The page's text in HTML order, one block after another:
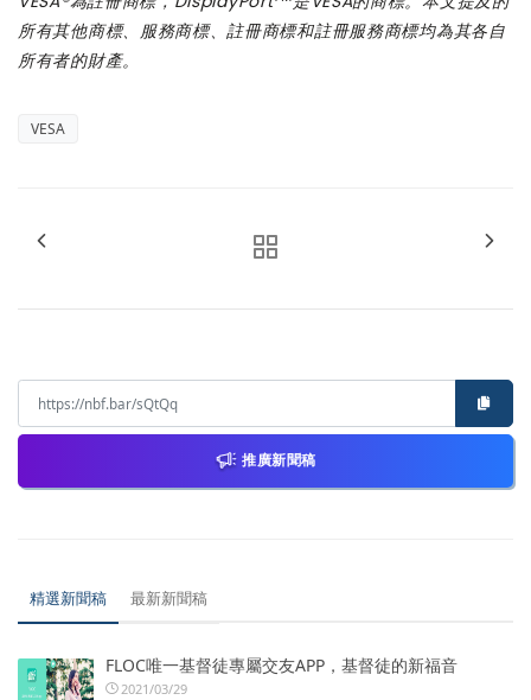
所有其他商標、服務商標、註冊商標和註冊服務商標均為其各自
所有者的財產。
VESA
推廣新聞稿
精選新聞稿 最新新聞稿
FLOC唯一基督徒專屬交友APP，基督徒的新福音
2021/03/29